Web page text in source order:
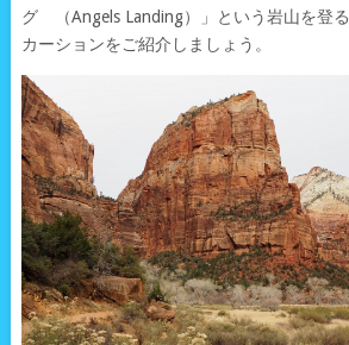
グ （Angels Landing）」という岩山を登
カーションをご紹介しましょう。